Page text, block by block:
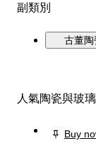
副類別
古董陶
人氣陶瓷與玻
Buy